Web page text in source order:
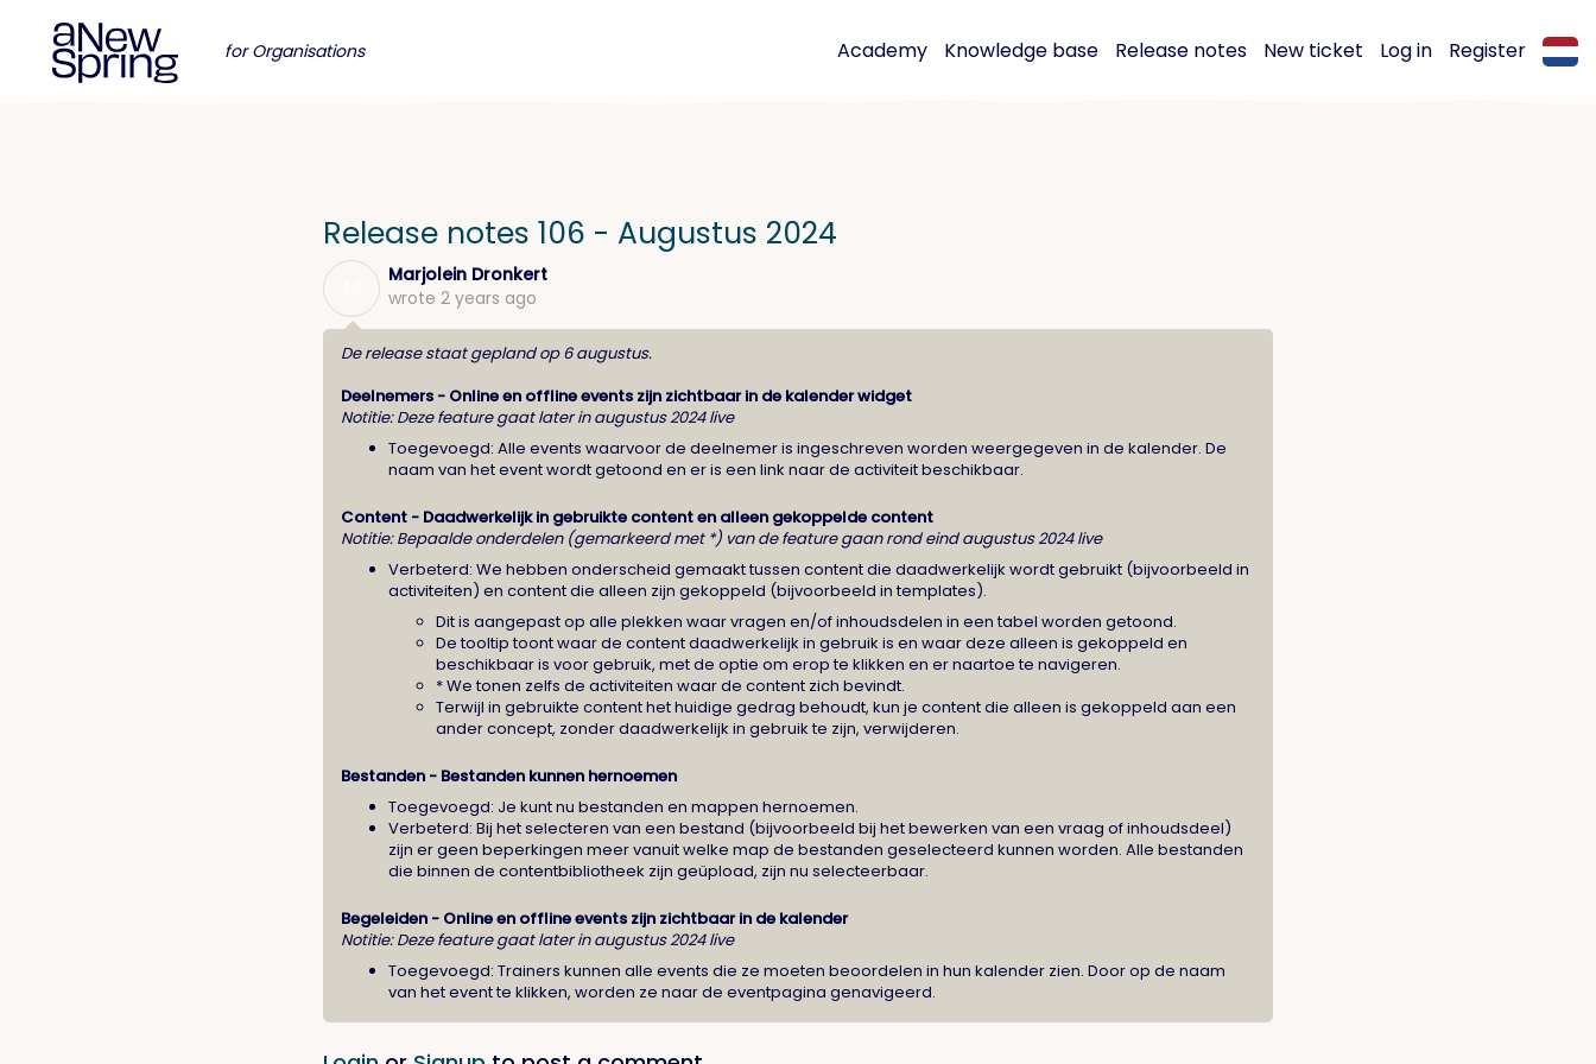
for Organisations Academy Knowledge base Release notes New ticket Log in Register
Release notes 106 - Augustus 2024
Marjolein Dronkert
wrote 2 years ago
De release staat gepland op 6 augustus.
Deelnemers - Online en offline events zijn zichtbaar in de kalender widget
Notitie: Deze feature gaat later in augustus 2024 live
Toegevoegd: Alle events waarvoor de deelnemer is ingeschreven worden weergegeven in de kalender. De
naam van het event wordt getoond en er is een link naar de activiteit beschikbaar.
Content - Daadwerkelijk in gebruikte content en alleen gekoppelde content
Notitie: Bepaalde onderdelen (gemarkeerd met *) van de feature gaan rond eind augustus 2024 live
Verbeterd: We hebben onderscheid gemaakt tussen content die daadwerkelijk wordt gebruikt (bijvoorbeeld in
activiteiten) en content die alleen zijn gekoppeld (bijvoorbeeld in templates).
Dit is aangepast op alle plekken waar vragen en/of inhoudsdelen in een tabel worden getoond.
De tooltip toont waar de content daadwerkelijk in gebruik is en waar deze alleen is gekoppeld en
beschikbaar is voor gebruik, met de optie om erop te klikken en er naartoe te navigeren.
* We tonen zelfs de activiteiten waar de content zich bevindt.
Terwijl in gebruikte content het huidige gedrag behoudt, kun je content die alleen is gekoppeld aan een
ander concept, zonder daadwerkelijk in gebruik te zijn, verwijderen.
Bestanden - Bestanden kunnen hernoemen
Toegevoegd: Je kunt nu bestanden en mappen hernoemen.
Verbeterd: Bij het selecteren van een bestand (bijvoorbeeld bij het bewerken van een vraag of inhoudsdeel)
zijn er geen beperkingen meer vanuit welke map de bestanden geselecteerd kunnen worden. Alle bestanden
die binnen de contentbibliotheek zijn geüpload, zijn nu selecteerbaar.
Begeleiden - Online en offline events zijn zichtbaar in de kalender
Notitie: Deze feature gaat later in augustus 2024 live
Toegevoegd: Trainers kunnen alle events die ze moeten beoordelen in hun kalender zien. Door op de naam
van het event te klikken, worden ze naar de eventpagina genavigeerd.